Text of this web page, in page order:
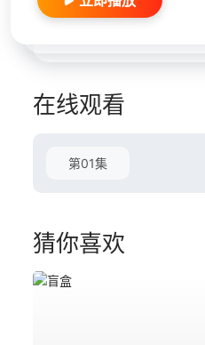
在线观看
第01集
猜你喜欢